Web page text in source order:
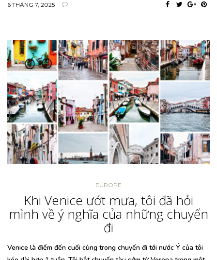
6 THÁNG 7, 2025
EUROPE
Khi Venice ướt mưa, tôi đã hỏi
mình về ý nghĩa của những chuyến
đi
Venice là điểm đến cuối cùng trong chuyến đi tới nước Ý của tôi